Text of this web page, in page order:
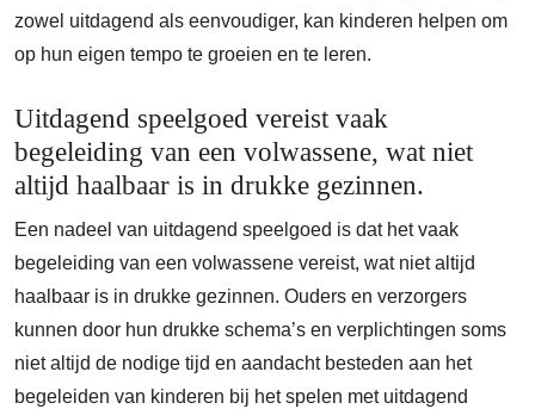
zowel uitdagend als eenvoudiger, kan kinderen helpen om
op hun eigen tempo te groeien en te leren.
Uitdagend speelgoed vereist vaak
begeleiding van een volwassene, wat niet
altijd haalbaar is in drukke gezinnen.
Een nadeel van uitdagend speelgoed is dat het vaak
begeleiding van een volwassene vereist, wat niet altijd
haalbaar is in drukke gezinnen. Ouders en verzorgers
kunnen door hun drukke schema’s en verplichtingen soms
niet altijd de nodige tijd en aandacht besteden aan het
begeleiden van kinderen bij het spelen met uitdagend